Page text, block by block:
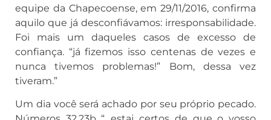
equipe da Chapecoense, em 29/11/2016, confirma
aquilo que já desconfiávamos: irresponsabilidade.
Foi mais um daqueles casos de excesso de
confiança. “já fizemos isso centenas de vezes e
nunca tivemos problemas!” Bom, dessa vez
tiveram.”
Um dia você será achado por seu próprio pecado.